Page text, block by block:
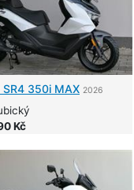
SR4 350i MAX 2026
Kč